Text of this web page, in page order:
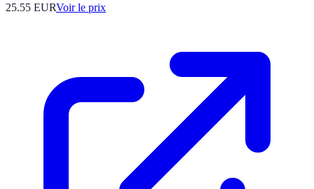
25.55 EURVoir le prix